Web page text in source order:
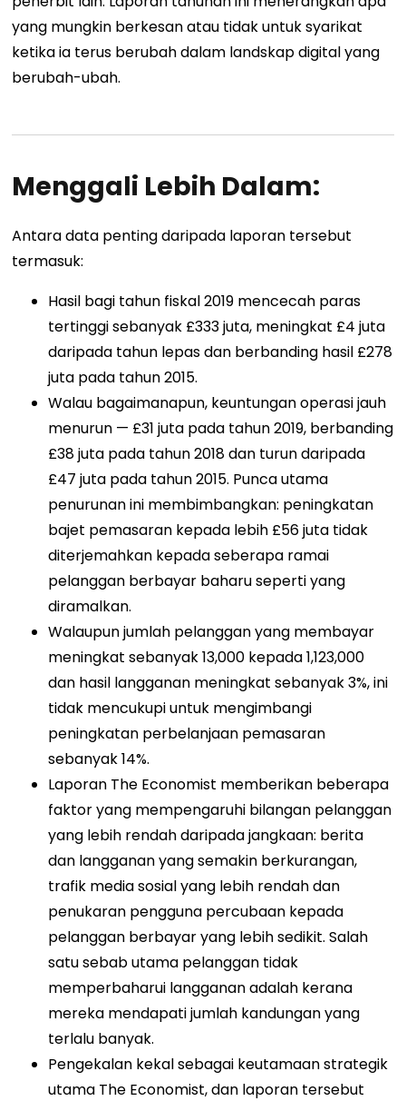
yang mungkin berkesan atau tidak untuk syarikat
ketika ia terus berubah dalam landskap digital yang
berubah-ubah.
Menggali Lebih Dalam:
Antara data penting daripada laporan tersebut
termasuk:
Hasil bagi tahun fiskal 2019 mencecah paras
tertinggi sebanyak £333 juta, meningkat £4 juta
daripada tahun lepas dan berbanding hasil £278
juta pada tahun 2015.
Walau bagaimanapun, keuntungan operasi jauh
menurun — £31 juta pada tahun 2019, berbanding
£38 juta pada tahun 2018 dan turun daripada
£47 juta pada tahun 2015. Punca utama
penurunan ini membimbangkan: peningkatan
bajet pemasaran kepada lebih £56 juta tidak
diterjemahkan kepada seberapa ramai
pelanggan berbayar baharu seperti yang
diramalkan.
Walaupun jumlah pelanggan yang membayar
meningkat sebanyak 13,000 kepada 1,123,000
dan hasil langganan meningkat sebanyak 3%, ini
tidak mencukupi untuk mengimbangi
peningkatan perbelanjaan pemasaran
sebanyak 14%.
Laporan The Economist memberikan beberapa
faktor yang mempengaruhi bilangan pelanggan
yang lebih rendah daripada jangkaan: berita
dan langganan yang semakin berkurangan,
trafik media sosial yang lebih rendah dan
penukaran pengguna percubaan kepada
pelanggan berbayar yang lebih sedikit. Salah
satu sebab utama pelanggan tidak
memperbaharui langganan adalah kerana
mereka mendapati jumlah kandungan yang
terlalu banyak.
Pengekalan kekal sebagai keutamaan strategik
utama The Economist, dan laporan tersebut